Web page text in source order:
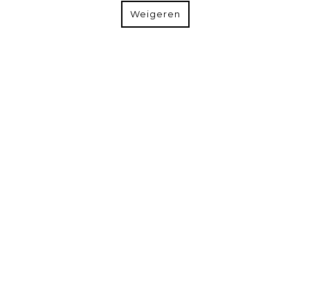
Weigeren